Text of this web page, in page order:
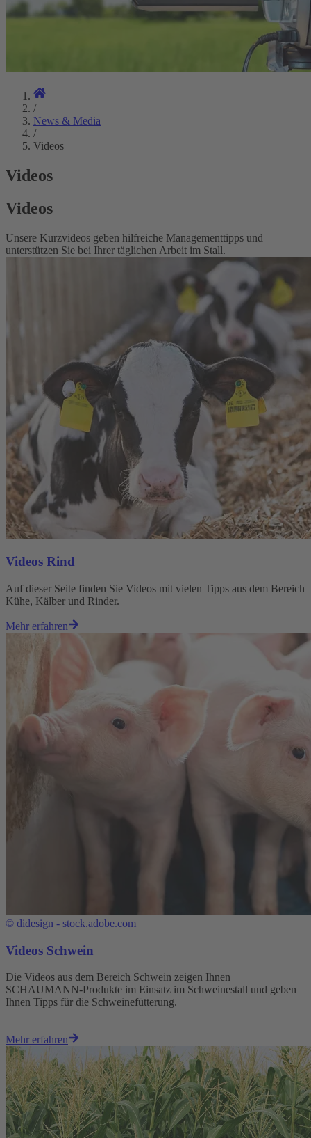
/
News & Media
/
Videos
Videos
Videos
Unsere Kurzvideos geben hilfreiche Managementtipps und
unterstützen Sie bei Ihrer täglichen Arbeit im Stall.
Videos Rind
Auf dieser Seite finden Sie Videos mit vielen Tipps aus dem Bereich
Kühe, Kälber und Rinder.
Mehr erfahren
© didesign - stock.adobe.com
Videos Schwein
Die Videos aus dem Bereich Schwein zeigen Ihnen
SCHAUMANN-Produkte im Einsatz im Schweinestall und geben
Ihnen Tipps für die Schweinefütterung.
Mehr erfahren